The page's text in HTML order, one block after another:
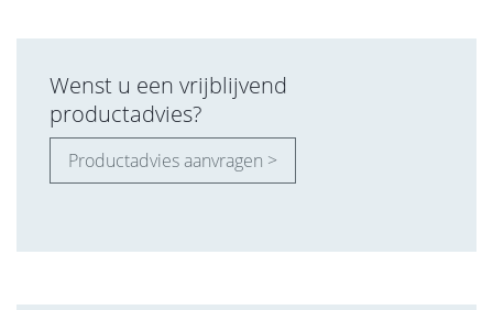
Wenst u een vrijblijvend
productadvies?
Productadvies aanvragen >